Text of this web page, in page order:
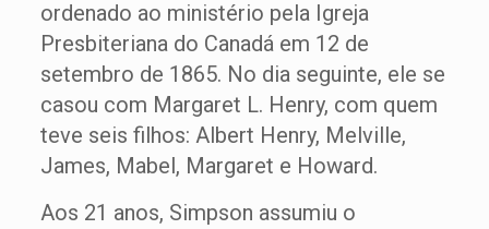
ordenado ao ministério pela Igreja
Presbiteriana do Canadá em 12 de
setembro de 1865. No dia seguinte, ele se
casou com Margaret L. Henry, com quem
teve seis filhos: Albert Henry, Melville,
James, Mabel, Margaret e Howard.
Aos 21 anos, Simpson assumiu o